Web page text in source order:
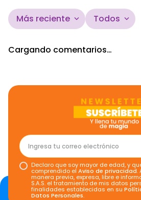
Más reciente Todos
Cargando comentarios…
Declaro que soy mayor de edad, y
comprendido elAviso de privacidad.
manera previa, expresa, libre e
S.A.S. el tratamiento de mis datos
finalidades establecidas en su
Datos Personales.